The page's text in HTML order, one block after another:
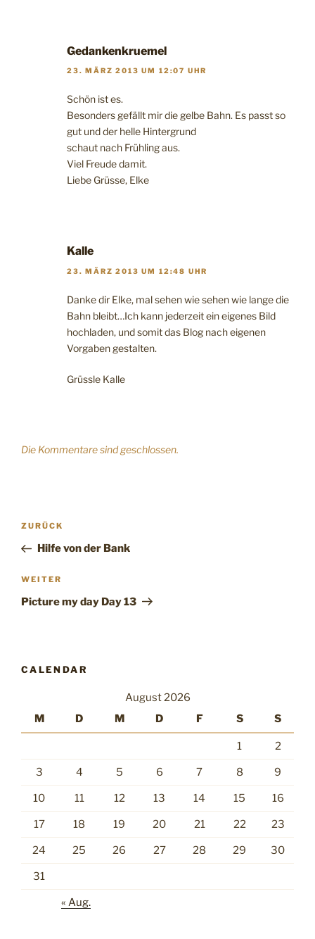
Gedankenkruemel
23. MÄRZ 2013 UM 12:07 UHR
Schön ist es.
Besonders gefällt mir die gelbe Bahn. Es passt so
gut und der helle Hintergrund
schaut nach Frühling aus.
Viel Freude damit.
Liebe Grüsse, Elke
Kalle
23. MÄRZ 2013 UM 12:48 UHR
Danke dir Elke, mal sehen wie sehen wie lange die
Bahn bleibt…Ich kann jederzeit ein eigenes Bild
hochladen, und somit das Blog nach eigenen
Vorgaben gestalten.
Grüssle Kalle
Die Kommentare sind geschlossen.
Beitragsnavigation
Vorheriger
Beitrag
ZURÜCK
Hilfe von der Bank
Nächster
Beitrag
WEITER
Picture my day Day 13
CALENDAR
August 2026
M
D M D F S S
1 2
3 4 5 6 7 8 9
10 11 12 13 14 15 16
17 18 19 20 21 22 23
24 25 26 27 28 29 30
31
« Aug.